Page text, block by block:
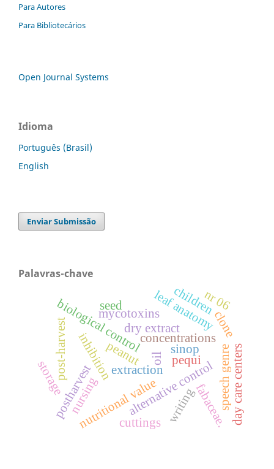
Para Autores
Para Bibliotecários
Open Journal Systems
Idioma
Português (Brasil)
English
Enviar Submissão
Palavras-chave
concentrations
inhibition
postharvest alternative control
extraction
nutritional value
oil pequi
biological control
post-harvest
mycotoxins
peanut
leaf anatomy
fabaceae.
writing speech genre
dry extract
nursing
storage
seed
cuttings
clone
sinop day care centers
childrennr 06